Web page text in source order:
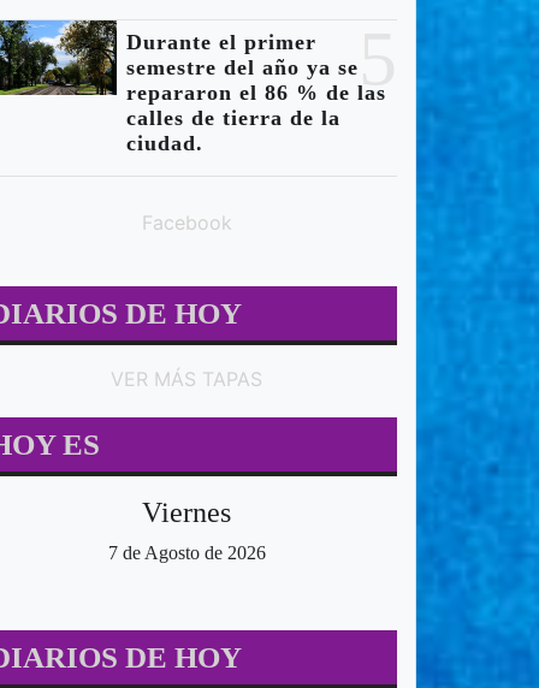
Durante el primer
semestre del año ya se
repararon el 86 % de las
calles de tierra de la
ciudad.
Facebook
DE HOY
VER MÁS TAPAS
ES
Viernes
7 de Agosto de 2026
DE HOY